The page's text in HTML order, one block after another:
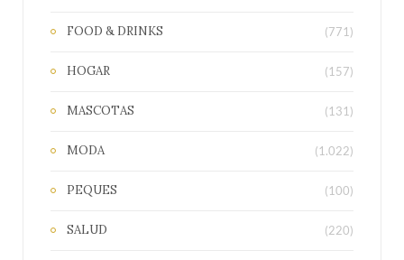
FOOD & DRINKS (771)
HOGAR (157)
MASCOTAS (131)
MODA (1.022)
PEQUES (100)
SALUD (220)